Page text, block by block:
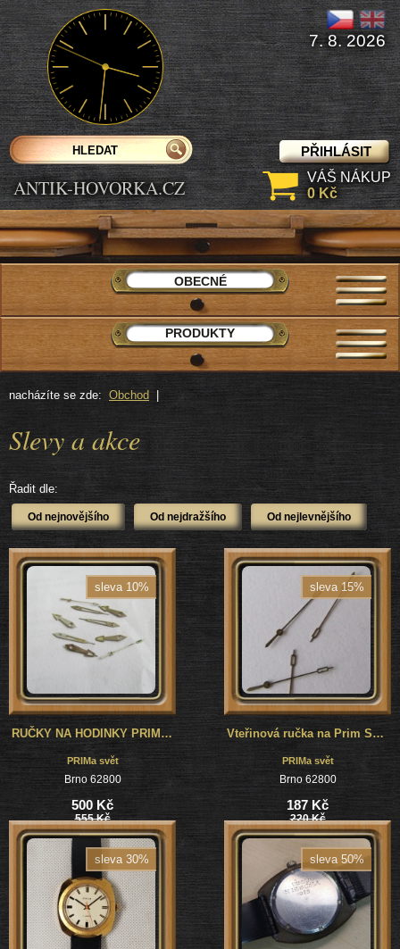
nacházíte se zde: Obchod
Slevy a akce
Řadit dle:
sleva 10%
RUČKY NA HODINKY PRIM SPORT 1 - mix
PRIMa svět
Brno 62800
500 Kč
555 Kč
sleva 15%
Vteřinová ručka na Prim Sport 1 ????
PRIMa svět
Brno 62800
187 Kč
220 Kč
sleva 30% sleva 50%
ANTIK-HOVORKA.CZ
PŘIHLÁSIT
7. 8. 2026
VÁŠ NÁKUP
0 Kč
OBECNÉ
PRODUKTY